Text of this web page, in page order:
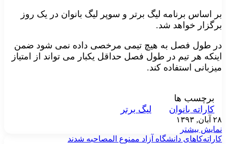
بر اساس برنامه لیگ برتر و سوپر لیگ بانوان در یک روز
برگزار خواهد شد.
در طول فصل به هیچ تیمی مرخصی داده نمی شود ضمن
اینکه هر تیم در طول فصل حداقل یکبار می تواند از امتیاز
میزبانی استفاده کند.
برچسب ها
کاراته بانوان
لیگ برتر
۲۸ آبان, ۱۳۹۳
نمایش بیشتر
کاراته‌کاهای دانشگاه آزاد ممنوع المصاحبه شدند